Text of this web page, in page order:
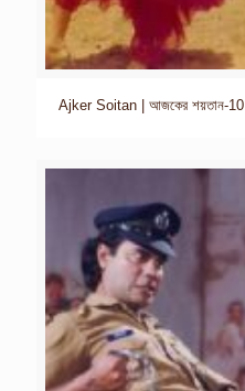
Ajker Soitan | আজকের শয়তান-10